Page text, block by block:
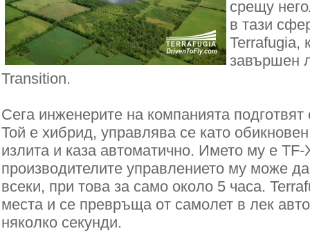
срещу
в тази
Terrafugia,
завършен
Transition.
Сега инженерите на компанията
Той е хибрид, управлява се като
излита и каза автоматично. Името му е
производителите управлението му може
всеки, при това за само около 5 часа.
места и се превръща от самолет в лек
няколко секунди.